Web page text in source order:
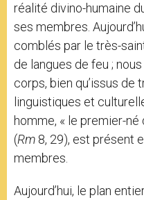
réalité divino-humaine
ses membres.
comblés par le très-
de langues de feu ;
corps, bien qu’issus de
linguistiques et
homme, « le premier-
(Rm 8, 29), est présent
membres.
Aujourd’hui, le plan